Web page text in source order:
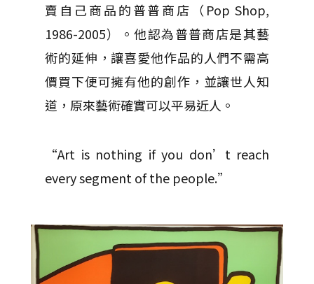
賣自己商品的普普商店（Pop Shop,
1986-2005）。他認為普普商店是其藝
術的延伸，讓喜愛他作品的人們不需高
價買下便可擁有他的創作，並讓世人知
道，原來藝術確實可以平易近人。
“Art is nothing if you don’t reach
every segment of the people.”